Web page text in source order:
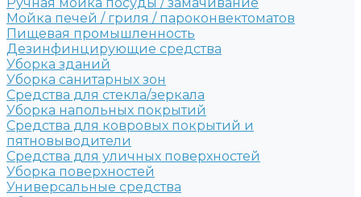
Мойка печей / гриля / пароконвектоматов
Пищевая промышленность
Дезинфинцирующие средства
Уборка зданий
Уборка санитарных зон
Средства для стекла/зеркала
Уборка напольных покрытий
Средства для ковровых покрытий и
пятновыводители
Средства для уличных поверхностей
Уборка поверхностей
Универсальные средства